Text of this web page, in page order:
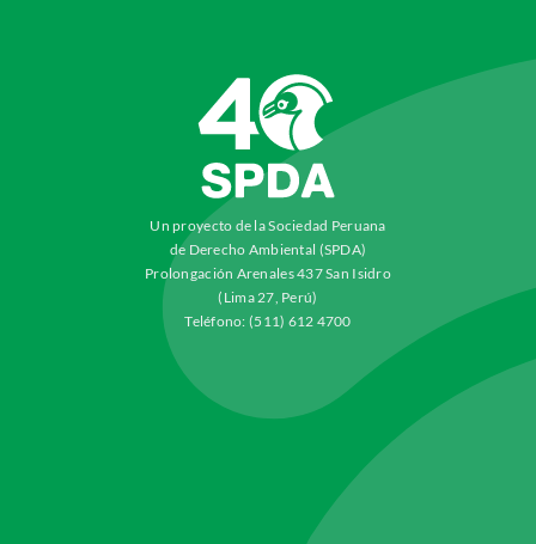
Un proyecto de la Sociedad Peruana
de Derecho Ambiental (SPDA)
Prolongación Arenales 437 San Isidro
(Lima 27, Perú)
Teléfono: (511) 612 4700